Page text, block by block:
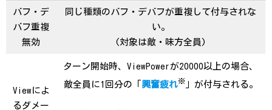
バフ・デ
バフ重複
無効
同じ種類のバフ・デバフが重複して付与されな
い。
(対象は敵・味方全員)
Viewによ
るダメー
ターン開始時、ViewPowerが20000以上の場合、
敵全員に1回分の「 興奮疲れ※」が付与される。